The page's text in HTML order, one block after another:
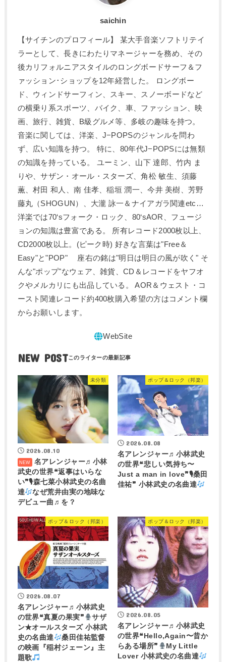
saichin
【サイチンのプロフィール】 某大手音楽ソフトリテイ
ラーとして、長きにわたりマネージャーを務め、その
後カリフォルニアスタイルのロングボードサーフ＆フ
ァッション･ショップを12年経営した。 ロングボー
ド、ウィンドサーフィン、スキー、スノーボードなど
の横乗り系スポーツ、バイク、車、ファッション、映
画、旅行、雑貨、B級グルメ等、多岐の趣味を持つ。
音楽に関しては、洋楽、J−POPSのジャンルを問わ
ず、広い知識を持つ。 特に、80年代J−POPSには無類
の知識を持っている。 ユーミン、山下 達郎、竹内 ま
りや、サザン・オール・スターズ、角松 敏生、須藤
薫、村田 和人、南 佳孝、稲垣 潤一、今井 美樹、芳野
藤丸（SHOGUN）、大瀧 詠一＆ナイアガラ関連etc…
洋楽では70‘sフォーク・ロック、80‘sAOR、フュージ
ョンの知識は豊富である。 所有レコード2000枚以上、
CD2000枚以上。(ピーク時) 好きな言葉は"Free＆
Easy"と"POP" 座右の銘は"明日は明日の風が吹く" そ
んな"ポップ"なウェア、雑貨、CD＆レコードをヤフオ
クやメルカリにも出品している。 AOR＆ウェスト・コ
ースト関連レコード約400枚購入希望の方はコメント欄
からお願いします。
NEW POST
未分類
2026.08.10
名アレンジャー♬ 小林
武史の世界❝返事はいらな
い❞🎙森七菜小林武史の名曲
達
なぜ荒井由実の地味な
デビュー曲♬を？
ポップ＆ロック（邦楽）
2026.08.08
名アレンジャー♬ 小林武史
の世界❝悲しい気持ち〜
Just a man in love❞🎙桑田
佳祐❞ 小林武史の名曲達
ポップ＆ロック（邦楽）
2026.08.07
名アレンジャー♬ 小林武史
の世界❝真夏の果実❞
サザ
ン★オールスターズ 小林武
史の名曲達
桑田佳祐監督
の映画『稲村ジェーン』主
題歌
ポップ＆ロック（邦楽）
2026.08.05
名アレンジャー♬ 小林武史
の世界❝Hello,Again〜昔か
らある場所❞
My Little
Lover 小林武史の名曲達